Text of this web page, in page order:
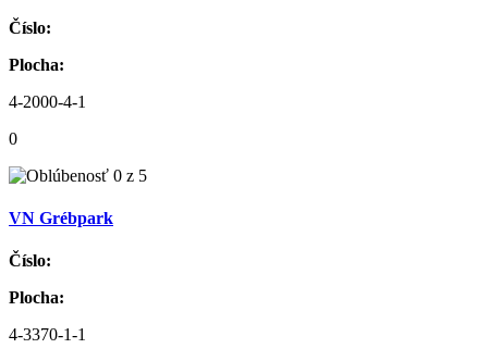
Číslo:
Plocha:
4-2000-4-1
0
VN Grébpark
Číslo:
Plocha:
4-3370-1-1